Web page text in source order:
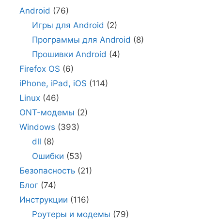
Android (76)
Игры для Android (2)
Программы для Android (8)
Прошивки Android (4)
Firefox OS (6)
iPhone, iPad, iOS (114)
Linux (46)
ONT-модемы (2)
Windows (393)
dll (8)
Ошибки (53)
Безопасность (21)
Блог (74)
Инструкции (116)
Роутеры и модемы (79)